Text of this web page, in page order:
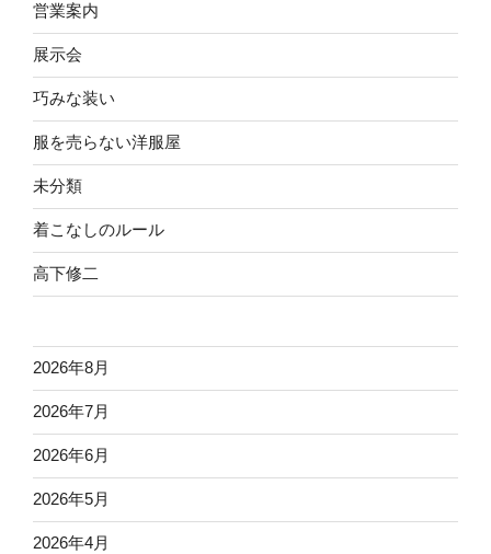
営業案内
展示会
巧みな装い
服を売らない洋服屋
未分類
着こなしのルール
高下修二
2026年8月
2026年7月
2026年6月
2026年5月
2026年4月